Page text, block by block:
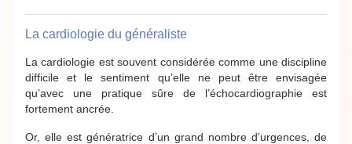
La cardiologie du généraliste
La cardiologie est souvent considérée comme une discipline
difficile et le sentiment qu’elle ne peut être envisagée
qu’avec une pratique sûre de l’échocardiographie est
fortement ancrée.
Or, elle est génératrice d’un grand nombre d’urgences, de